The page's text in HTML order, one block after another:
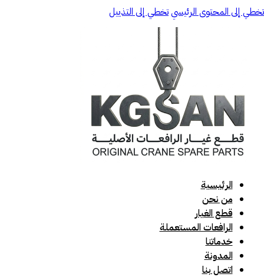
تخطي إلى المحتوى الرئيسيتخطي إلى التذييل
الرئيسية
من نحن
قطع الغيار
الرافعات المستعملة
خدماتنا
المدونة
اتصل بنا